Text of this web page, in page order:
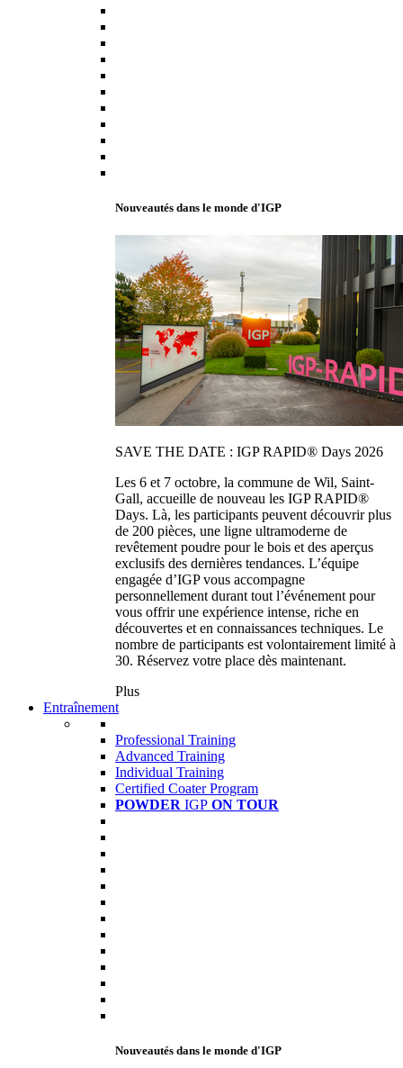
Nouveautés dans le monde d'IGP
SAVE THE DATE : IGP RAPID® Days 2026
Les 6 et 7 octobre, la commune de Wil, Saint-
Gall, accueille de nouveau les IGP RAPID®
Days. Là, les participants peuvent découvrir plus
de 200 pièces, une ligne ultramoderne de
revêtement poudre pour le bois et des aperçus
exclusifs des dernières tendances. L’équipe
engagée d’IGP vous accompagne
personnellement durant tout l’événement pour
vous offrir une expérience intense, riche en
découvertes et en connaissances techniques. Le
nombre de participants est volontairement limité à
30. Réservez votre place dès maintenant.
Plus
Entraînement
Professional Training
Advanced Training
Individual Training
Certified Coater Program
POWDER IGP ON TOUR
Nouveautés dans le monde d'IGP